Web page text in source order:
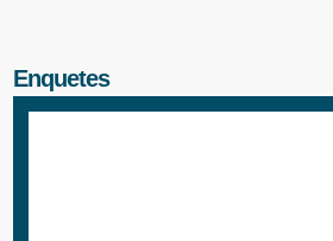
Enquetes